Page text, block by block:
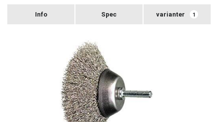
varianter 1